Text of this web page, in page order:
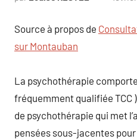
Source à propos de
sur Montauban
La psychothérapie
fréquemment qualifiée TCC
de psychothérapie qui met
pensées sous-jacentes